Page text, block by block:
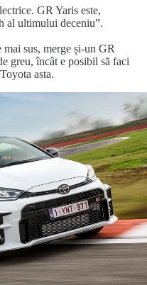
GR Yaris este,
al ultimului deceniu”.
sus, merge și-un GR
greu, încât e posibil să faci
asta.